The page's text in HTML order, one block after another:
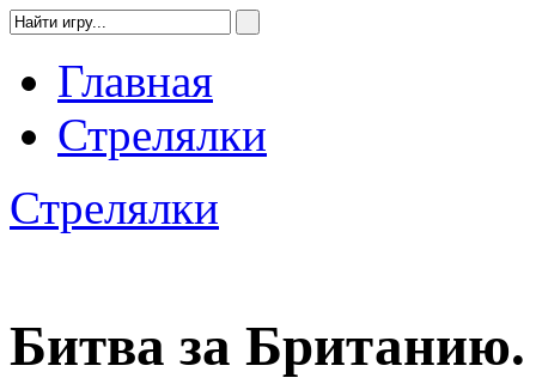
Главная
Стрелялки
Стрелялки
Битва за